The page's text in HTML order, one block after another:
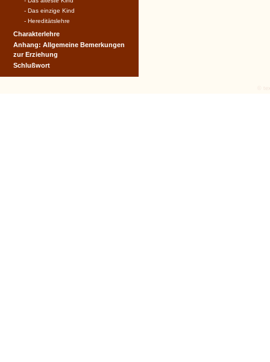
- Das einzige Kind
- Hereditätslehre
Charakterlehre
Anhang: Allgemeine Bemerkungen
zur Erziehung
Schlußwort